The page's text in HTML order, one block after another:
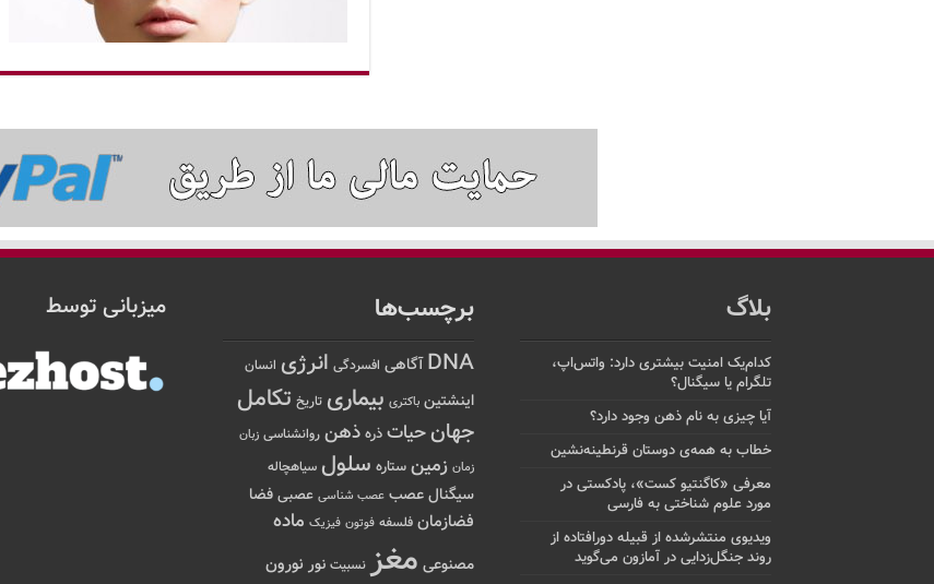
بلاگ
کدام‌یک امنیت بیشتری دارد: واتس‌اپ،
تلگرام یا سیگنال؟
آیا چیزی به نام ذهن وجود دارد؟
خطاب به همه‌ی دوستان قرنطینه‌نشین
معرفی «کاگنتیو کست»، پادکستی در
مورد علوم شناختی به فارسی
ویدیوی منتشرشده از قبیله دورافتاده‌ از
روند جنگل‌زدایی در آمازون می‌گوید
برچسب‌ها
DNA آگاهی افسردگی انرژی انسان
اینشتین باکتری بیماری تاریخ تکامل
جهانحیات ذره ذهن روانشناسی زبان
زمان زمین ستاره سلول سیاهچاله
سیگنالعصب عصب شناسی عصبی فضا
فضازمان فلسفه فوتون فیزیک ماده
مصنوعی مغز نسبیت نور نورون
میزبانی توسط